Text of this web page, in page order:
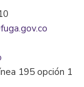
195 opción 1